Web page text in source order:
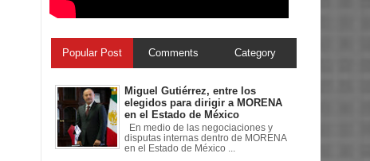
Popular Post Comments Category
Miguel Gutiérrez, entre los
elegidos para dirigir a MORENA
en el Estado de México
En medio de las negociaciones y
disputas internas dentro de MORENA
en el Estado de México ...